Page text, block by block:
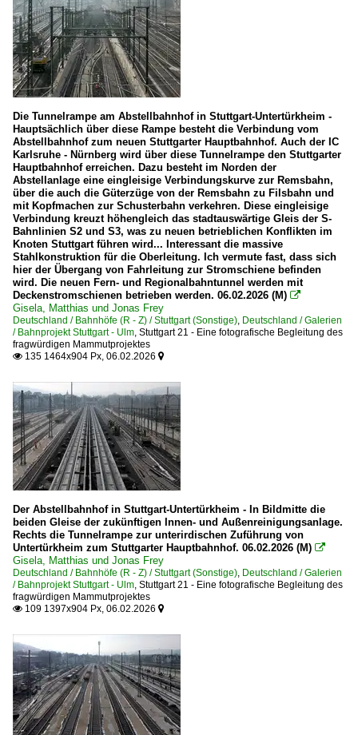
Die Tunnelrampe am Abstellbahnhof in Stuttgart-Untertürkheim -
Hauptsächlich über diese Rampe besteht die Verbindung vom
Abstellbahnhof zum neuen Stuttgarter Hauptbahnhof. Auch der IC
Karlsruhe - Nürnberg wird über diese Tunnelrampe den Stuttgarter
Hauptbahnhof erreichen. Dazu besteht im Norden der
Abstellanlage eine eingleisige Verbindungskurve zur Remsbahn,
über die auch die Güterzüge von der Remsbahn zu Filsbahn und
mit Kopfmachen zur Schusterbahn verkehren. Diese eingleisige
Verbindung kreuzt höhengleich das stadtauswärtige Gleis der S-
Bahnlinien S2 und S3, was zu neuen betrieblichen Konflikten im
Knoten Stuttgart führen wird... Interessant die massive
Stahlkonstruktion für die Oberleitung. Ich vermute fast, dass sich
hier der Übergang von Fahrleitung zur Stromschiene befinden
wird. Die neuen Fern- und Regionalbahntunnel werden mit
Deckenstromschienen betrieben werden. 06.02.2026 (M) 
Gisela, Matthias und Jonas Frey
Deutschland / Bahnhöfe (R - Z) / Stuttgart (Sonstige), Deutschland / Galerien
/ Bahnprojekt Stuttgart - Ulm, Stuttgart 21 - Eine fotografische Begleitung des
fragwürdigen Mammutprojektes
 135 1464x904 Px, 06.02.2026 
Der Abstellbahnhof in Stuttgart-Untertürkheim - In Bildmitte die
beiden Gleise der zukünftigen Innen- und Außenreinigungsanlage.
Rechts die Tunnelrampe zur unterirdischen Zuführung von
Untertürkheim zum Stuttgarter Hauptbahnhof. 06.02.2026 (M) 
Gisela, Matthias und Jonas Frey
Deutschland / Bahnhöfe (R - Z) / Stuttgart (Sonstige), Deutschland / Galerien
/ Bahnprojekt Stuttgart - Ulm, Stuttgart 21 - Eine fotografische Begleitung des
fragwürdigen Mammutprojektes
 109 1397x904 Px, 06.02.2026 